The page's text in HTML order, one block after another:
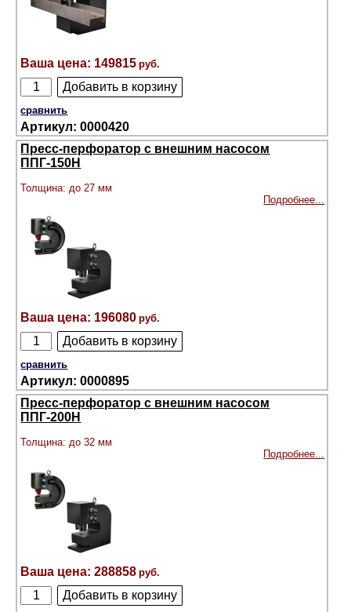
149815
сравнить
0000420
Пресс-перфоратор с внешним насосом
ППГ-150Н
Толщина: до 27 мм
Подробнее...
196080
сравнить
0000895
Пресс-перфоратор с внешним насосом
ППГ-200Н
Толщина: до 32 мм
Подробнее...
288858